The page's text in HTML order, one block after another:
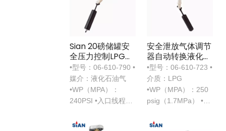
Sian 20磅储罐安
全压力控制LPG
OPD阀
•型号：06-610-790 •
媒介：液化石油气
•WP（MPA）：
240PSI •入口线程：
安全泄放气体调节
器自动转换液化石
油气阀
•型号：06-610-723 •
介质：LPG
•WP（MPA）：250
psig（1.7MPa） •入
NGT